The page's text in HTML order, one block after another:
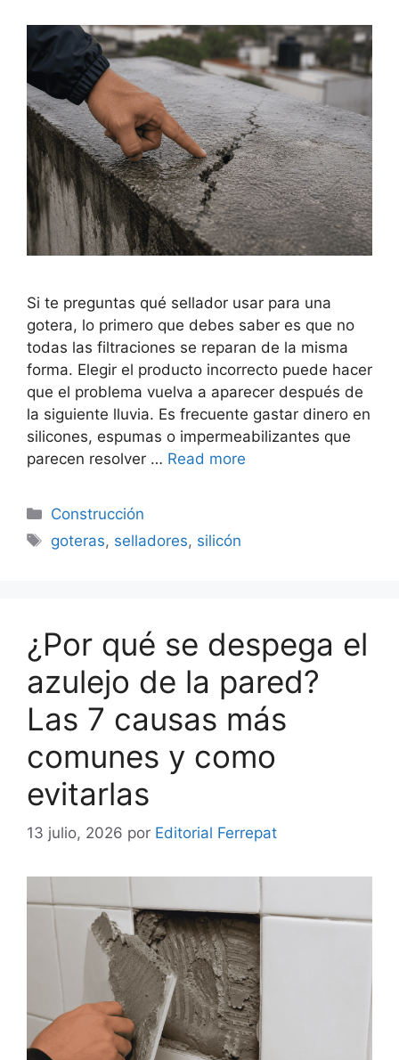
Si te preguntas qué sellador usar para una
gotera, lo primero que debes saber es que no
todas las filtraciones se reparan de la misma
forma. Elegir el producto incorrecto puede hacer
que el problema vuelva a aparecer después de
la siguiente lluvia. Es frecuente gastar dinero en
silicones, espumas o impermeabilizantes que
parecen resolver … Read more
Categorías
Construcción
Etiquetas
goteras, selladores, silicón
¿Por qué se despega el
azulejo de la pared?
Las 7 causas más
comunes y como
evitarlas
13 julio, 2026 por Editorial Ferrepat